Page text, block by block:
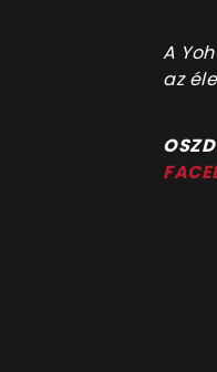
A
az